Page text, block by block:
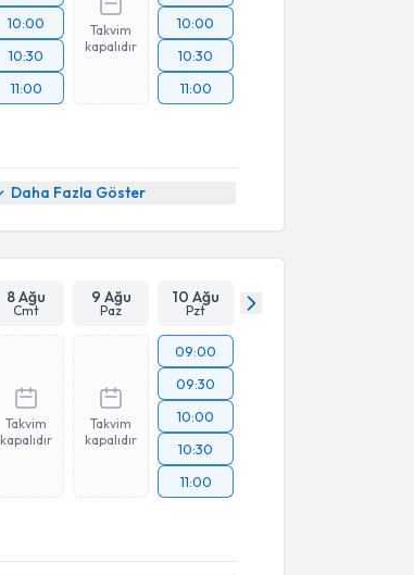
10:00
10:30
11:00
Takvim
kapalıdır
10:00
10:30
11:00
Daha Fazla Göster
8 Ağu
Cmt
9 Ağu
Paz
10 Ağu
Pzt
Takvim
kapalıdır
Takvim
kapalıdır
09:00
09:30
10:00
10:30
11:00